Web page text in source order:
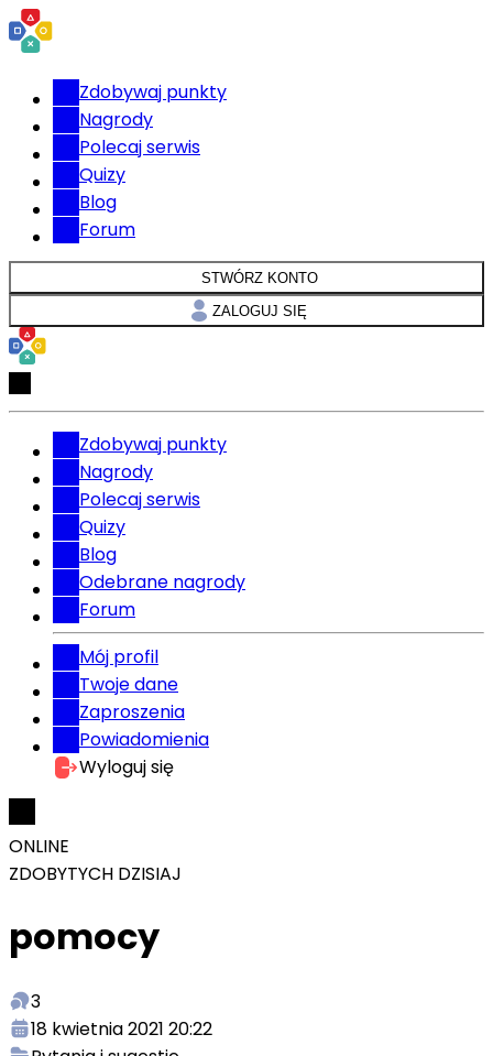
Zdobywaj punkty
Nagrody
Polecaj serwis
Quizy
Blog
Forum
STWÓRZ KONTO
ZALOGUJ SIĘ
Zdobywaj punkty
Nagrody
Polecaj serwis
Quizy
Blog
Odebrane nagrody
Forum
Mój profil
Twoje dane
Zaproszenia
Powiadomienia
Wyloguj się
ONLINE
ZDOBYTYCH DZISIAJ
pomocy
3
18 kwietnia 2021 20:22